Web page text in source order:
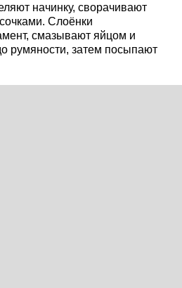
начинку, сворачивают
Слоёнки
смазывают яйцом и
румяности, затем посыпают